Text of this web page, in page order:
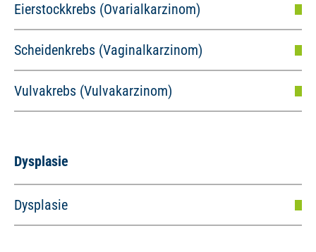
Eierstockkrebs (Ovarialkarzinom)
Scheidenkrebs (Vaginalkarzinom)
Vulvakrebs (Vulvakarzinom)
Dysplasie
Dysplasie